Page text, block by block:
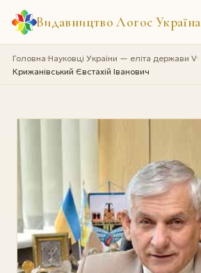
Видавництво Логос Україна
Головна›Науковці України — еліта держави V›
Крижанівський Євстахій Іванович